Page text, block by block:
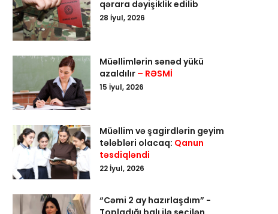
qərara dəyişiklik edilib
28 İyul, 2026
Müəllimlərin sənəd yükü
azaldılır – RƏSMİ
15 İyul, 2026
Müəllim və şagirdlərin geyim
tələbləri olacaq: Qanun
təsdiqləndi
22 İyul, 2026
“Cəmi 2 ay hazırlaşdım” -